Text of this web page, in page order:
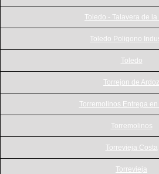
Toledo - Talavera de la
Toledo Poligono
Toledo
Torrejon de Ardoz
Torremolinos Entrega
Torremolinos
Torrevieja Costa
Torrevieja